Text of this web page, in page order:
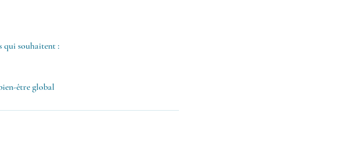
qui souhaitent :
être global